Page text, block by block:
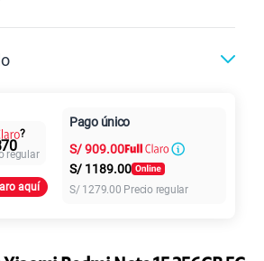
25GBen alta velocidad
S/29.90
Cuotas Claro
intereses
?
regular
aquí
Pago único
S/909.00
S/ 1189.00
S/ 1279.00 Precio regular